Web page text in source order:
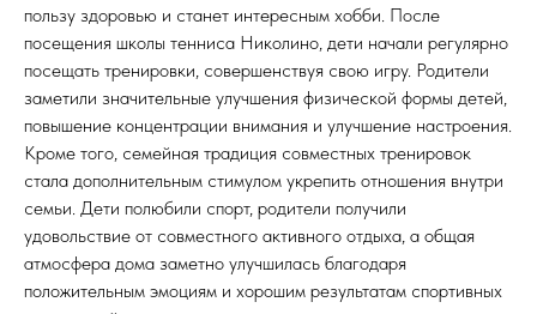
пользу здоровью и станет интересным хобби. После
посещения школы тенниса Николино, дети начали регулярно
посещать тренировки, совершенствуя свою игру. Родители
заметили значительные улучшения физической формы детей,
повышение концентрации внимания и улучшение настроения.
Кроме того, семейная традиция совместных тренировок
стала дополнительным стимулом укрепить отношения внутри
семьи. Дети полюбили спорт, родители получили
удовольствие от совместного активного отдыха, а общая
атмосфера дома заметно улучшилась благодаря
положительным эмоциям и хорошим результатам спортивных